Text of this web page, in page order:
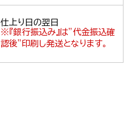
仕上り日の翌日
※『銀行振込み』は”代金振込確
認後”印刷し発送となります。